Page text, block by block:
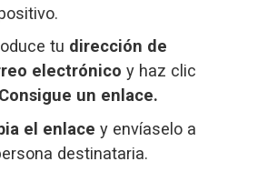
tu dirección de
electrónico y haz clic
Consigue un enlace.
el enlace y envíaselo a
destinataria.